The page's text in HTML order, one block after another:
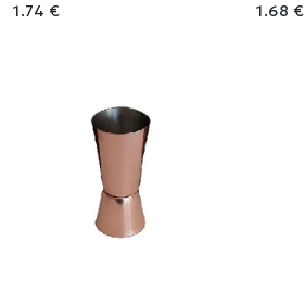
1.74 € 1.68 €